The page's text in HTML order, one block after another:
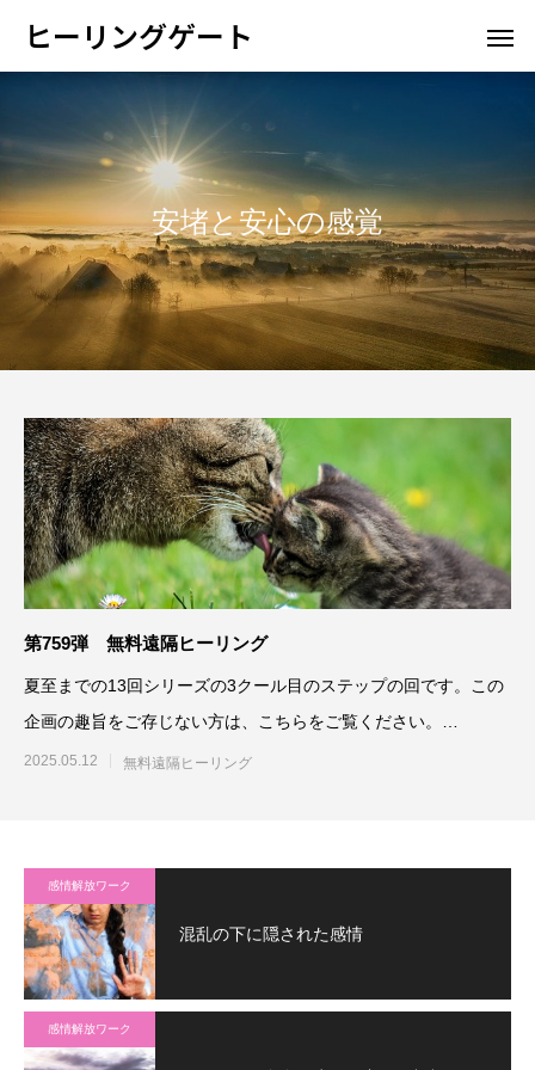
ヒーリングゲート
安堵と安心の感覚
第759弾 無料遠隔ヒーリング
夏至までの13回シリーズの3クール目のステップの回です。この
企画の趣旨をご存じない方は、こちらをご覧ください。
https://ww
2025.05.12 無料遠隔ヒーリング
感情解放ワーク
混乱の下に隠された感情
感情解放ワーク